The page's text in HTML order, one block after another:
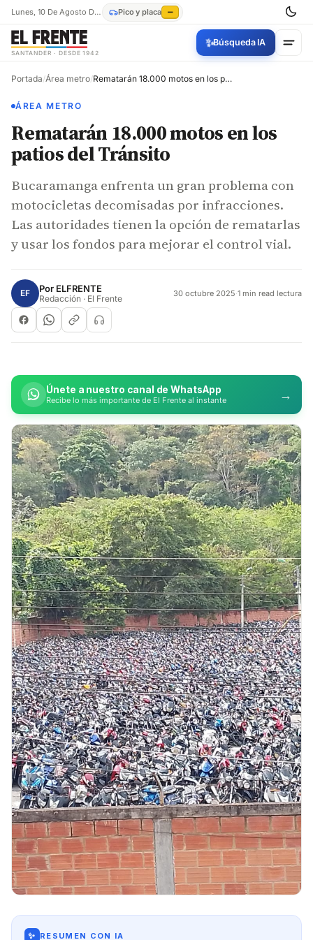
Lunes, 10 De Agosto De 2026 Pico y placa —
SANTANDER · DESDE 1942
✨Búsqueda IA
Portada/Área metro/ Rematarán 18.000 motos en los patios del Tránsito
ÁREA METRO
Rematarán 18.000 motos en los
patios del Tránsito
Bucaramanga enfrenta un gran problema con
motocicletas decomisadas por infracciones.
Las autoridades tienen la opción de rematarlas
y usar los fondos para mejorar el control vial.
EF Por ELFRENTE
Redacción · El Frente 30 octubre 2025·1 min read lectura
Únete a nuestro canal de WhatsApp
Recibe lo más importante de El Frente al instante →
✨ RESUMEN CON IA